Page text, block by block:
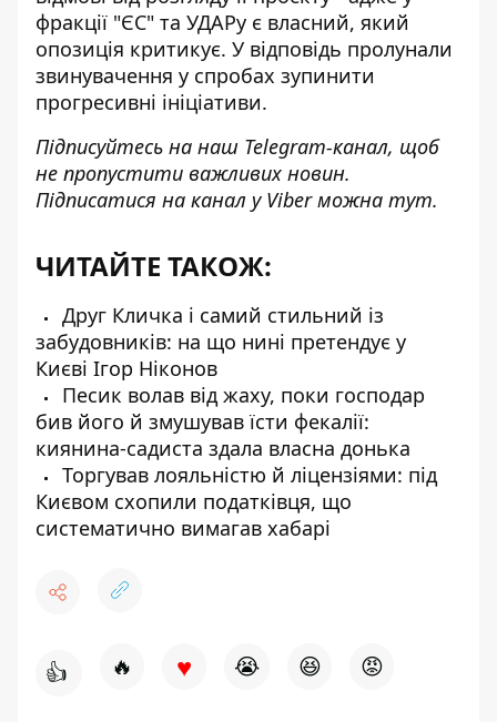
фракції "ЄС" та УДАРу є власний, який
опозиція критикує. У відповідь пролунали
звинувачення у спробах зупинити
прогресивні ініціативи.
Підписуйтесь на наш Telegram-канал, щоб
не пропустити важливих новин.
Підписатися на канал у Viber можна тут.
ЧИТАЙТЕ ТАКОЖ:
Друг Кличка і самий стильний із
забудовників: на що нині претендує у
Києві Ігор Ніконов
Песик волав від жаху, поки господар
бив його й змушував їсти фекалії:
киянина-садиста здала власна донька
Торгував лояльністю й ліцензіями: під
Києвом схопили податківця, що
систематично вимагав хабарі
👍 🔥 ♥ 😭 😆 😡